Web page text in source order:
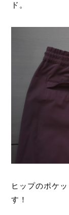
ド。
ヒップのポケ
す！